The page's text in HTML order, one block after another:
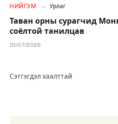
НИЙГЭМ Урлаг
Таван орны сурагчид
соёлтой танилцав
31/07/2026
Сэтгэгдэл хаалттай